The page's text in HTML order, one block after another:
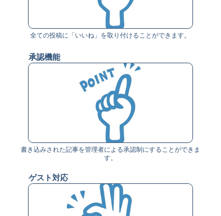
全ての投稿に「いいね」を取り付けることができます。
承認機能
書き込みされた記事を管理者による承認制にすることができま
す。
ゲスト対応